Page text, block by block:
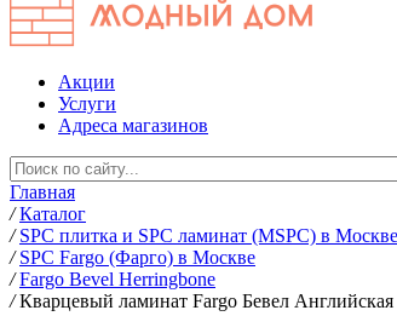
Акции
Услуги
Адреса магазинов
Главная
/ Каталог
/ SPC плитка и SPC ламинат (MSPC) в Москве
/ SPC Fargo (Фарго) в Москве
/ Fargo Bevel Herringbone
/ Кварцевый ламинат Fargo Бевел